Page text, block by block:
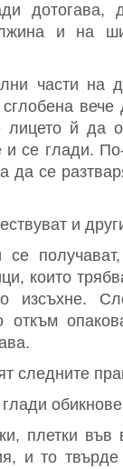
дотогава,
и на
части на
лицето й да
и се глади.
да се
и
които
изсъх­не.
след­ните
плетки във
и то